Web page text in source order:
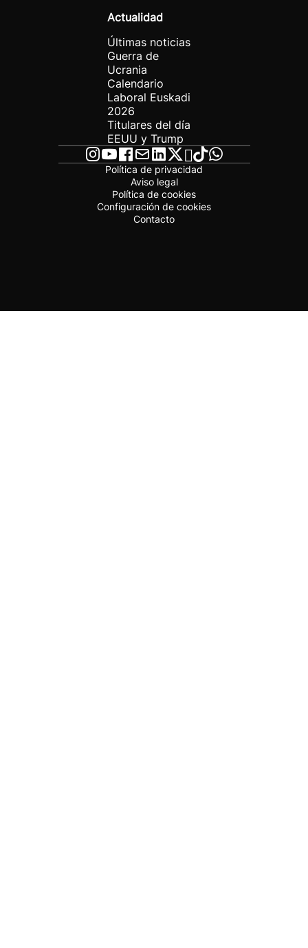
Actualidad
Últimas noticias
Guerra de
Ucrania
Calendario
Laboral Euskadi
2026
Titulares del día
EEUU y Trump
Política de privacidad
Aviso legal
Política de cookies
Configuración de cookies
Contacto